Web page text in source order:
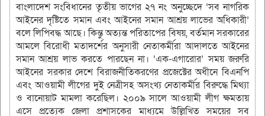
বাংলাদেশ সংবিধানের তৃতীয় ভাগের ২৭ নং অনুচ্ছেদে ‘সব নাগরিক
আইনের দৃষ্টিতে সমান এবং আইনের সমান আশ্রয় লাভের অধিকারী’
বলে লিপিবদ্ধ আছে। কিন্তু অত্যন্ত পরিতাপের বিষয়, বর্তমান সরকারের
আমলে বিরোধী মতাদর্শের অনুসারী নেতাকর্মীরা আদালতে আইনের
সমান আশ্রয় লাভ করতে পারছেন না। ‘এক-এগারোর’ সময় জরুরি
আইনের সরকার দেশে বিরাজনীতিকরণের প্রজেক্টের অধীনে বিএনপি
এবং আওয়ামী লীগের দুই নেত্রীসহ অসংখ্য নেতাকর্মীর বিরুদ্ধে মিথ্যা
ও বানোয়াট মামলা করেছিল। ২০০৯ সালে আওয়ামী লীগ ক্ষমতায়
এসে প্রত্যেক জেলা প্রশাসকের মাধ্যমে উল্লিখিত সময়ের সব